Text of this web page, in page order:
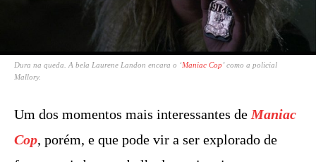
Dura na queda. A bela Laurene Landon encara o ‘Maniac Cop’ como a policial
Mallory.
Um dos momentos mais interessantes de Maniac
Cop, porém, e que pode vir a ser explorado de